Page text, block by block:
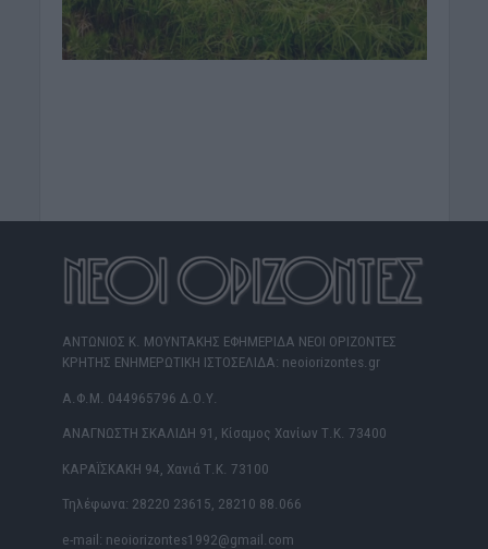
ΑΝΤΩΝΙΟΣ Κ. ΜΟΥΝΤΑΚΗΣ ΕΦΗΜΕΡΙΔΑ ΝΕΟΙ ΟΡΙΖΟΝΤΕΣ
ΚΡΗΤΗΣ ΕΝΗΜΕΡΩΤΙΚΗ ΙΣΤΟΣΕΛΙΔΑ: neoiorizontes.gr
Α.Φ.Μ. 044965796 Δ.Ο.Υ.
ΑΝΑΓΝΩΣΤΗ ΣΚΑΛΙΔΗ 91, Κίσαμος Χανίων Τ.Κ. 73400
ΚΑΡΑΪΣΚΑΚΗ 94, Χανιά Τ.Κ. 73100
Τηλέφωνα: 28220 23615, 28210 88.066
e-mail: neoiorizontes1992@gmail.com